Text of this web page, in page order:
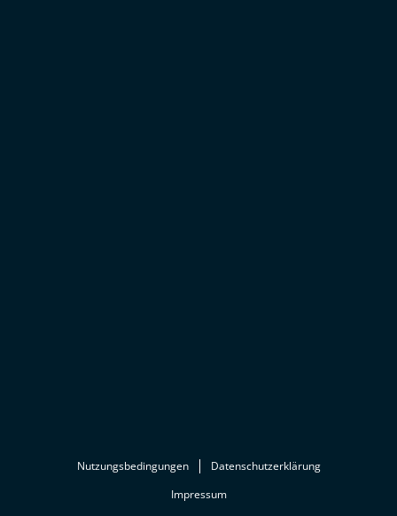
Nutzungsbedingungen
Datenschutzerklärung
Impressum